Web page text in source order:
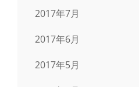
2017年7月
2017年6月
2017年5月